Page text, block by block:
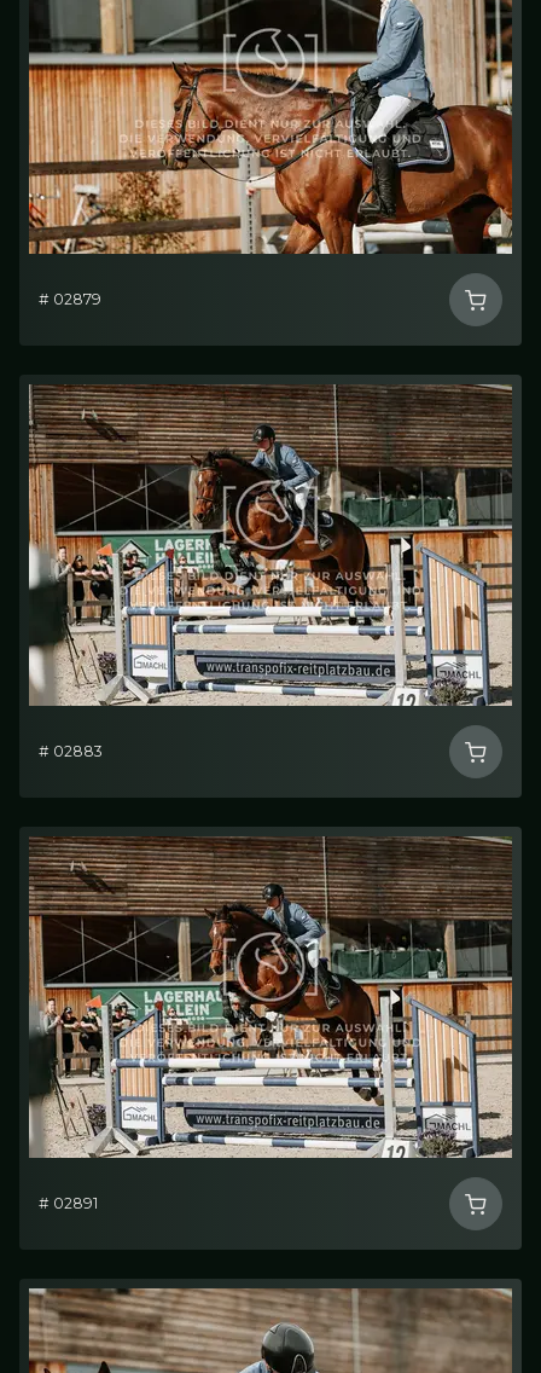
# 02879
# 02883
# 02891